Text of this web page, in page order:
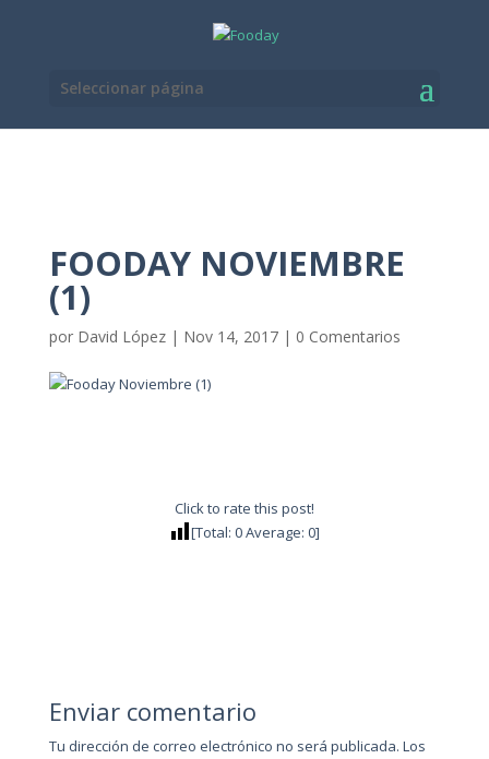
Seleccionar página
FOODAY NOVIEMBRE
(1)
por David López| Nov 14, 2017| 0 Comentarios
Click to rate this post!
[Total: 0Average: 0]
Enviar comentario
Tu dirección de correo electrónico no será publicada. Los